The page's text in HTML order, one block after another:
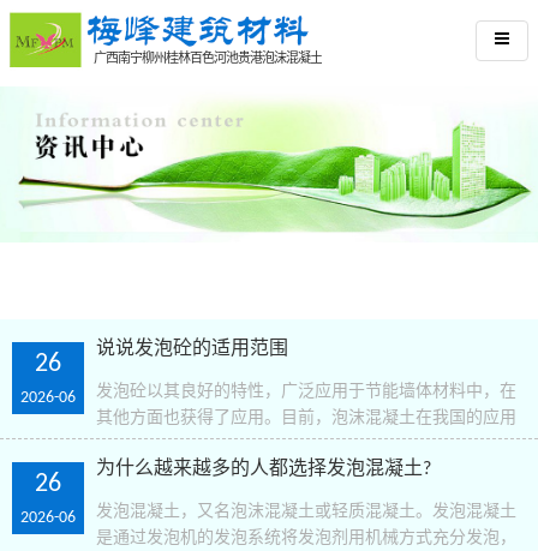
广西南宁柳州桂林百色河池贵港泡沫混凝土
26
2026-06
说说发泡砼的适用范围
发泡砼以其良好的特性，广泛应用于节能墙体材料中，在
其他方面也获得了应用。目前，泡沫混凝土在我国的应用
主要是屋面泡沫混凝土保温层现浇、泡沫混凝土面块、泡
沫混凝土轻质墙板、泡沫混凝土补偿地基。但是，充分利..
26
2026-06
为什么越来越多的人都选择发泡混凝土?
发泡混凝土，又名泡沫混凝土或轻质混凝土。发泡混凝土
是通过发泡机的发泡系统将发泡剂用机械方式充分发泡，